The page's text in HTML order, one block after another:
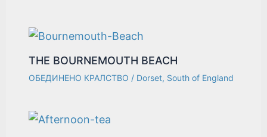
THE BOURNEMOUTH BEACH
ОБЕДИНЕНО КРАЛСТВО / Dorset, South of England